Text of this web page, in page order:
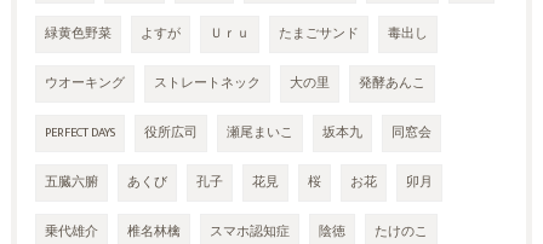
緑黄色野菜 よすが Ｕｒｕ たまごサンド 毒出し
ウオーキング ストレートネック 大の里 発酵あんこ
PERFECT DAYS 役所広司 瀬尾まいこ 坂本九 同窓会
五臓六腑 あくび 孔子 花見 桜 お花 卯月
乗代雄介 椎名林檎 スマホ認知症 陰徳 たけのこ